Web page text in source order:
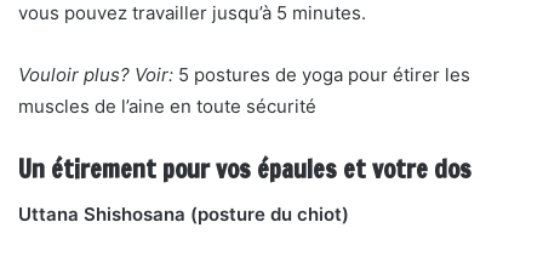
vous pouvez travailler jusqu’à 5 minutes.
Vouloir plus? Voir: 5 postures de yoga pour étirer les
muscles de l’aine en toute sécurité
Un étirement pour vos épaules et votre dos
Uttana Shishosana (posture du chiot)